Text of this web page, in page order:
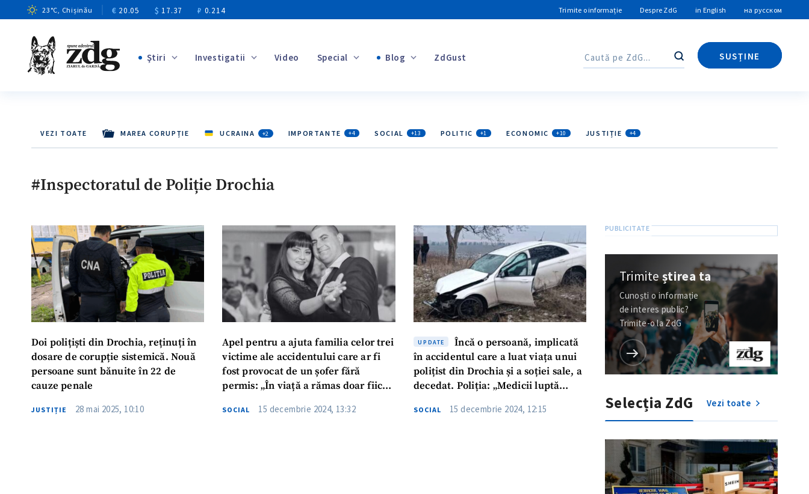
23 °C, Chișinău € 20.05 $ 17.37 ₽ 0.214 Trimite o informație Despre ZdG in English на русском
Ştiri
+10
Investigatii Video Special Blog ZdGust Caută
SUSȚINE
Caută
VEZI TOATE MAREA CORUPȚIE UCRAINA +2 IMPORTANTE +4 SOCIAL +13 POLITIC +1 ECONOMIC +10 JUSTIȚIE +4
#Inspectoratul de Poliție Drochia
Doi polițiști din Drochia, reținuți în
dosare de corupție sistemică. Nouă
persoane sunt bănuite în 22 de
cauze penale
JUSTIȚIE 28 mai 2025, 10:10
Apel pentru a ajuta familia celor trei
victime ale accidentului care ar fi
fost provocat de un șofer fără
permis: „În viață a rămas doar fiica
pentru viață”
SOCIAL 15 decembrie 2024, 13:32
UPDATE
Încă o persoană, implicată
în accidentul care a luat viața unui
polițist din Drochia și a soției sale, a
decedat. Poliția: „Medicii luptă
SOCIAL 15 decembrie 2024, 12:15
Trimiteștirea ta
Cunoști o informație
de interes public?
Trimite-o la ZdG
Selecția ZdG Vezi toate